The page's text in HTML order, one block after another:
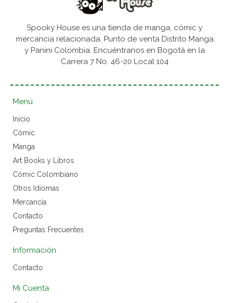
Spooky House es una tienda de manga, cómic y
mercancía relacionada. Punto de venta Distrito Manga
y Panini Colombia. Encuéntranos en Bogotá en la
Carrera 7 No. 46-20 Local 104
Menú
Inicio
Cómic
Manga
Art Books y Libros
Cómic Colombiano
Otros Idiomas
Mercancía
Contacto
Preguntas Frecuentes
Información
Contacto
Mi Cuenta